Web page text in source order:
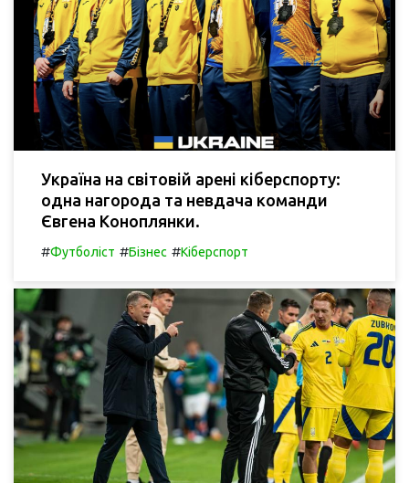
Україна на світовій арені кіберспорту:
одна нагорода та невдача команди
Євгена Коноплянки.
#Футболіст #Бізнес #Кіберспорт